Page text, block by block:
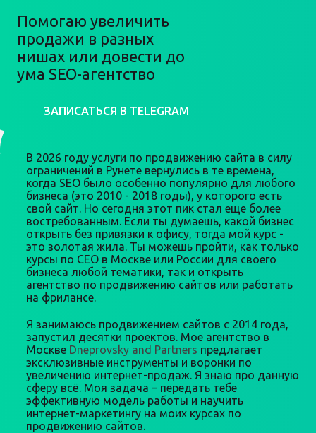
Помогаю увеличить
продажи в разных
нишах или довести до
ума SEO-агентство
ЗАПИСАТЬСЯ В TELEGRAM
В 2026 году услуги по продвижению сайта в силу
ограничений в Рунете вернулись в те времена,
когда SEO было особенно популярно для любого
бизнеса (это 2010 - 2018 годы), у которого есть
свой сайт. Но сегодня этот пик стал еще более
востребованным. Если ты думаешь, какой бизнес
открыть без привязки к офису, тогда мой курс -
это золотая жила. Ты можешь пройти, как только
курсы по СЕО в Москве или России для своего
бизнеса любой тематики, так и открыть
агентство по продвижению сайтов или работать
на фрилансе.
Я занимаюсь продвижением сайтов с 2014 года,
запустил десятки проектов. Мое агентство в
Москве Dneprovsky and Partners предлагает
эксклюзивные инструменты и воронки по
увеличению интернет-продаж. Я знаю про данную
сферу всё. Моя задача – передать тебе
эффективную модель работы и научить
интернет-маркетингу на моих курсах по
продвижению сайтов.